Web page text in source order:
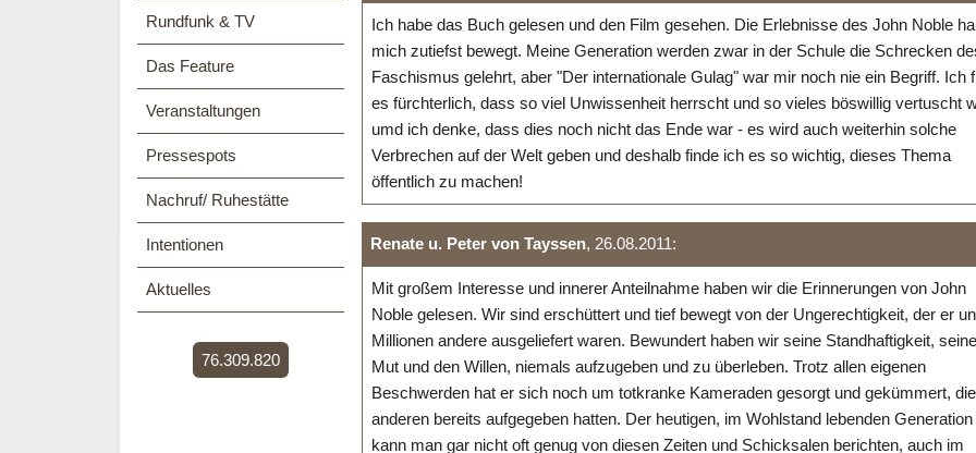
Rundfunk & TV
Das Feature
Veranstaltungen
Pressespots
Nachruf/ Ruhestätte
Intentionen
Aktuelles
76.309.820
Ich habe das Buch gelesen und den Film gesehen. Die Erlebnisse des John Noble
mich zutiefst bewegt. Meine Generation werden zwar in der Schule die Schrecken
Faschismus gelehrt, aber "Der internationale Gulag" war mir noch nie ein Begriff. Ich
es fürchterlich, dass so viel Unwissenheit herrscht und so vieles böswillig vertuscht
umd ich denke, dass dies noch nicht das Ende war - es wird auch weiterhin solche
Verbrechen auf der Welt geben und deshalb finde ich es so wichtig, dieses Thema
öffentlich zu machen!
Renate u. Peter von Tayssen, 26.08.2011:
Mit großem Interesse und innerer Anteilnahme haben wir die Erinnerungen von John
Noble gelesen. Wir sind erschüttert und tief bewegt von der Ungerechtigkeit, der er
Millionen andere ausgeliefert waren. Bewundert haben wir seine Standhaftigkeit,
Mut und den Willen, niemals aufzugeben und zu überleben. Trotz allen eigenen
Beschwerden hat er sich noch um totkranke Kameraden gesorgt und gekümmert,
anderen bereits aufgegeben hatten. Der heutigen, im Wohlstand lebenden Generation
kann man gar nicht oft genug von diesen Zeiten und Schicksalen berichten, auch im